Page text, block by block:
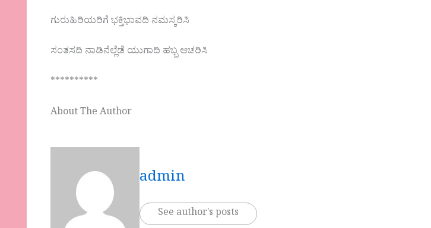
ಗುರುಹಿರಿಯರಿಗೆ ಭಕ್ತಿಭಾವದಿ ನಮಸ್ಕರಿಸಿ
ಸಂತಸದಿ ನಾಡಿನೆಲ್ಲೆಡೆ ಯುಗಾದಿ ಹಬ್ಬ ಆಚರಿಸಿ
**********
About The Author
admin
See author's posts